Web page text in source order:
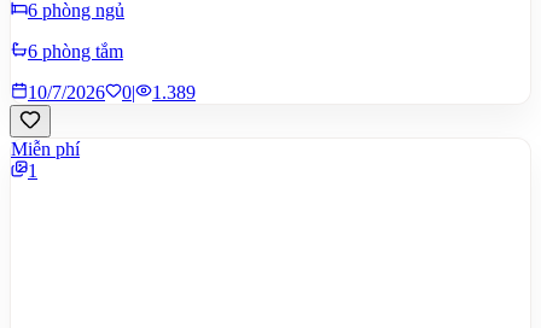
6 phòng ngủ
6 phòng tắm
10/7/2026
0| 1.389
Miễn phí
1